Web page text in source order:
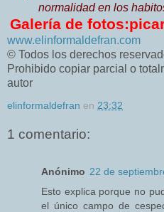
normalidad en los
Galería de
www.elinformaldefran.com
© Todos los derechos
Prohibido copiar parcial o
autor
elinformaldefran en 23:32
1 comentario:
Anónimo 22 de
Esto explica porque no
el único campo de